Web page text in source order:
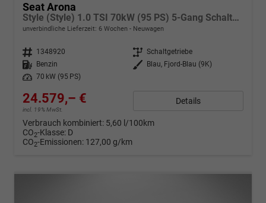
Seat Arona
Style (Style) 1.0 TSI 70kW (95 PS) 5-Gang Schaltgetriebe
unverbindliche Lieferzeit: 6 Wochen Neuwagen
Fahrzeugnr. 1348920 Getriebe Schaltgetriebe
Kraftstoff
Benzin Außenfarbe
Blau, Fjord-Blau (9K)
Leistung
70 kW (95 PS)
24.579,– €
incl. 19% MwSt.
Details
Verbrauch kombiniert: 5,60 l/100km
CO2-Klasse: D
CO2-Emissionen: 127,00 g/km